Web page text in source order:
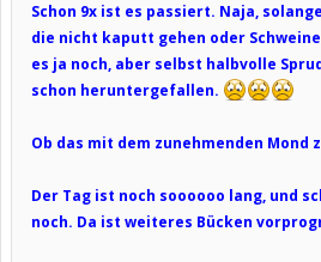
Schon 9x ist es passiert. Naja,
die nicht kaputt gehen oder
es ja noch, aber selbst halbvolle
schon heruntergefallen.
Ob das mit dem zunehmenden Mond
Der Tag ist noch soooooo lang, und
noch. Da ist weiteres Bücken